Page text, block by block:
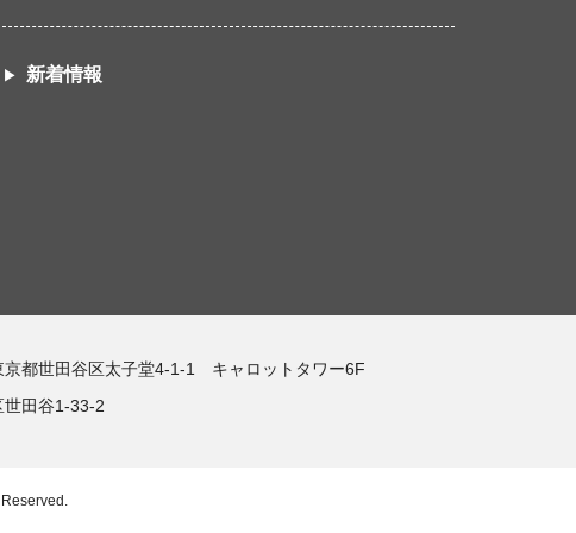
新着情報
京都世田谷区太子堂4-1-1 キャロットタワー6F
世田谷1-33-2